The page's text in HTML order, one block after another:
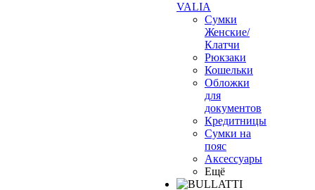
VALIA
Сумки
Женские/
Клатчи
Рюкзаки
Кошельки
Обложки
для
документов
Кредитницы
Сумки на
пояс
Аксессуары
Ещё